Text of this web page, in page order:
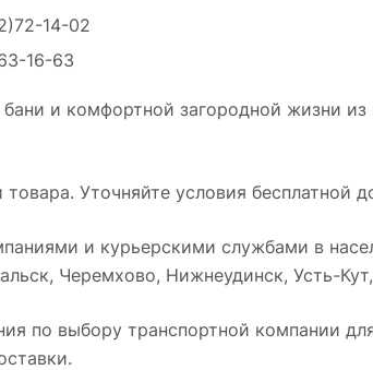
14-02
16-63
и комфортной загородной жизни
Уточняйте условия бесплатной
и курьерскими службами в
Черемхово, Нижнеудинск, Усть-
по выбору транспортной компании